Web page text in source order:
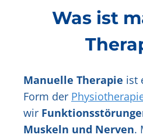
Was ist
Manuelle Therapie ist
Form der
wir
Muskeln und Nerven.